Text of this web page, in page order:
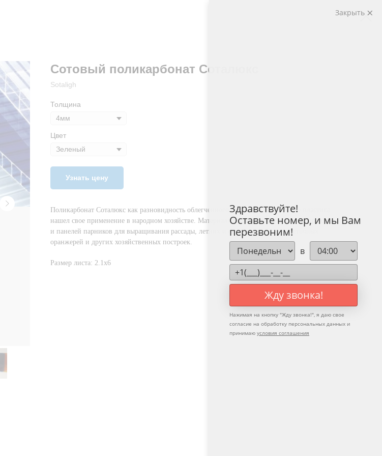
Сотовый поликарбонат Соталюкс
Sotaligh
Толщина
Цвет
Узнать цену
Поликарбонат Соталюкс как разновидность облегченного сотового полимерного пластика
нашел свое применение в народном хозяйстве. Материал применяют для обшивки кровли
и панелей парников для выращивания рассады, летних и сезонных теплиц, цветочных
оранжерей и других хозяйственных построек.
Размер листа: 2.1х6
Закрыть
Здравствуйте!
Оставьте номер, и мы Вам
перезвоним!
в
Жду звонка!
Нажимая на кнопку "Жду звонка!", я даю свое
согласие на обработку персональных данных и
принимаю условия соглашения